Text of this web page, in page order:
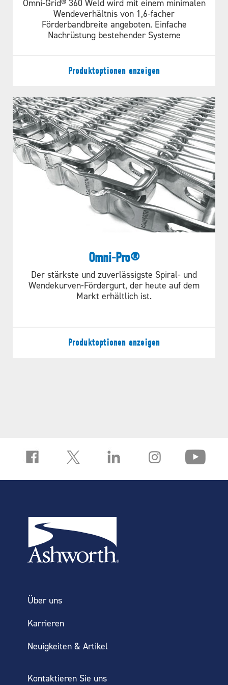
Splice® das Spleißen von Metallbändern so
einfach wie das von Kunststoffbändern.
Rapid Splice® die Stärke von Metall mit
Omni-Grid® 360 Weld wird mit einem minimalen
Wendeverhältnis von 1,6-facher
Förderbandbreite angeboten. Einfache
Nachrüstung bestehender Systeme
Produktoptionen anzeigen
Omni-Pro®
Der stärkste und zuverlässigste Spiral- und
Wendekurven-Fördergurt, der heute auf dem
Markt erhältlich ist.
Produktoptionen anzeigen
Über uns
Karrieren
Neuigkeiten & Artikel
Kontaktieren Sie uns